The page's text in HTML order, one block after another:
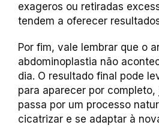
exageros ou retiradas
tendem a oferecer
Por fim, vale lembrar que o
abdominoplastia não
dia. O resultado final pode
para aparecer por completo,
passa por um processo
cicatrizar e se adaptar à